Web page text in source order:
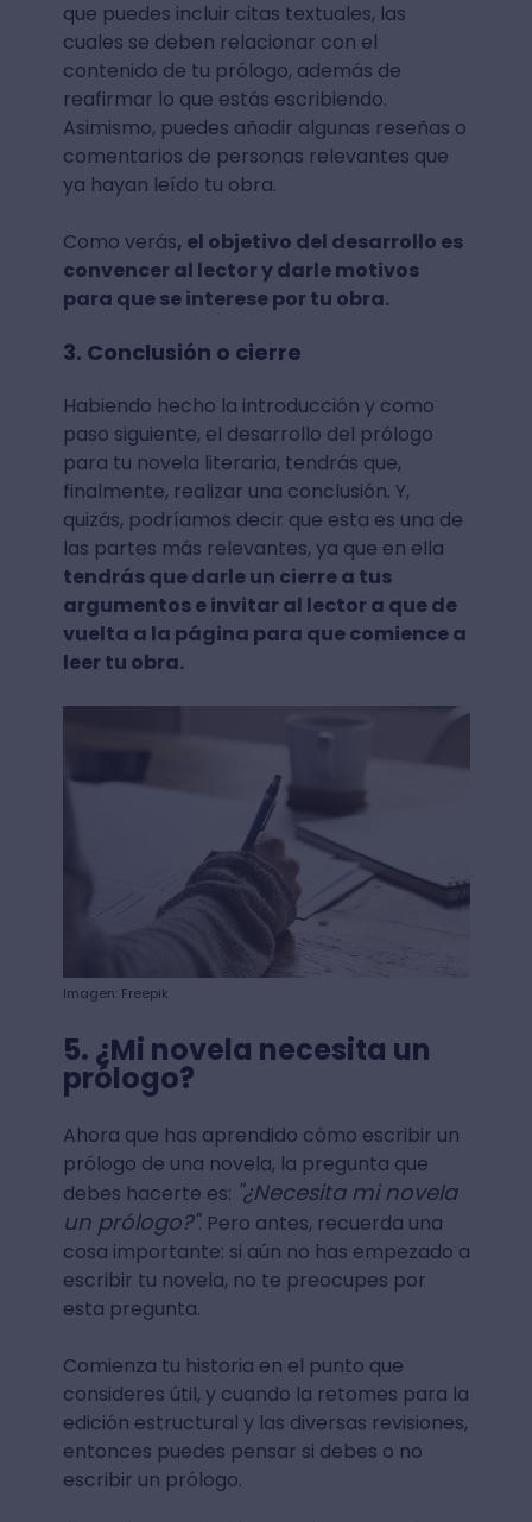
que puedes incluir citas textuales, las
cuales se deben relacionar con el
contenido de tu prólogo, además de
reafirmar lo que estás escribiendo.
Asimismo, puedes añadir algunas reseñas o
comentarios de personas relevantes que
ya hayan leído tu obra.
Como verás, el objetivo del desarrollo es
convencer al lector y darle motivos
para que se interese por tu obra.
3. Conclusión o cierre
Habiendo hecho la introducción y como
paso siguiente, el desarrollo del prólogo
para tu novela literaria, tendrás que,
finalmente, realizar una conclusión. Y,
quizás, podríamos decir que esta es una de
las partes más relevantes, ya que en ella
tendrás que darle un cierre a tus
argumentos e invitar al lector a que de
vuelta a la página para que comience a
leer tu obra.
Imagen: Freepik
5. ¿Mi novela necesita un
prólogo?
Ahora que has aprendido cómo escribir un
prólogo de una novela, la pregunta que
debes hacerte es: "¿Necesita mi novela
un prólogo?". Pero antes, recuerda una
cosa importante: si aún no has empezado a
escribir tu novela, no te preocupes por
esta pregunta.
Comienza tu historia en el punto que
consideres útil, y cuando la retomes para la
edición estructural y las diversas revisiones,
entonces puedes pensar si debes o no
escribir un prólogo.